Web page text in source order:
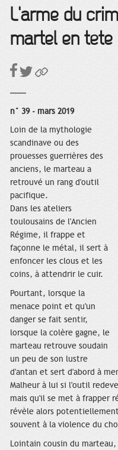
L'arme du
martel en tête
n° 39 - mars 2019
Loin de la mythologie
scandinave ou des
prouesses guerrières des
anciens, le marteau a
retrouvé un rang d'outil
pacifique.
Dans les ateliers
toulousains de l'Ancien
Régime, il frappe et
façonne le métal, il sert à
enfoncer les clous et les
coins, à attendrir le cuir.
Pourtant, lorsque la
menace point et qu'un
danger se fait sentir,
lorsque la colère gagne, le
marteau retrouve soudain
un peu de son lustre
d'antan et sert d'abord à
Malheur à lui si l'outil
mais qu'il se met à frapper
révèle alors
souvent à la violence du
Lointain cousin du